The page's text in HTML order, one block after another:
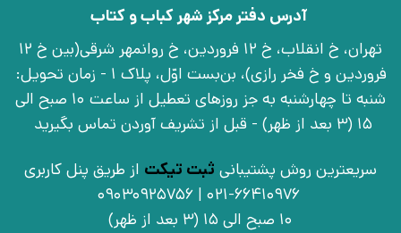
آدرس دفتر مرکز شهر کباب و کتاب
تهران، خ انقلاب، خ 12 فروردین، خ روانمهر شرقی(بین خ 12
فروردین و خ فخر رازی)، بن‌بست اوّل، پلاک 1 - زمان تحویل:
شنبه تا چهارشنبه به جز روزهای تعطیل از ساعت 10 صبح الی
15 (3 بعد از ظهر) - قبل از تشریف آوردن تماس بگیرید
سریعترین روش پشتیبانی ثبت تیکت از طریق پنل کاربری
021-66410976 | 09030925756
10 صبح الی 15 (3 بعد از ظهر)